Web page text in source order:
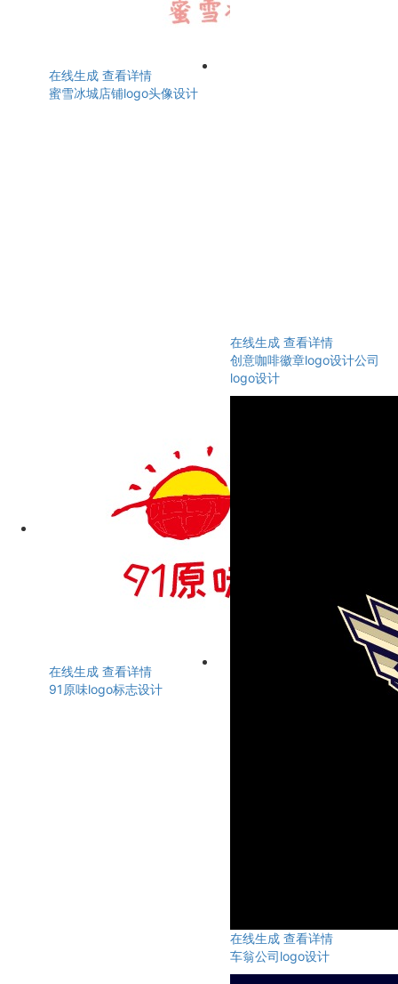
在线生成 查看详情
蜜雪冰城店铺logo头像设计
在线生成 查看详情
创意咖啡徽章logo设计公司
logo设计
在线生成 查看详情
91原味logo标志设计
在线生成 查看详情
车翁公司logo设计